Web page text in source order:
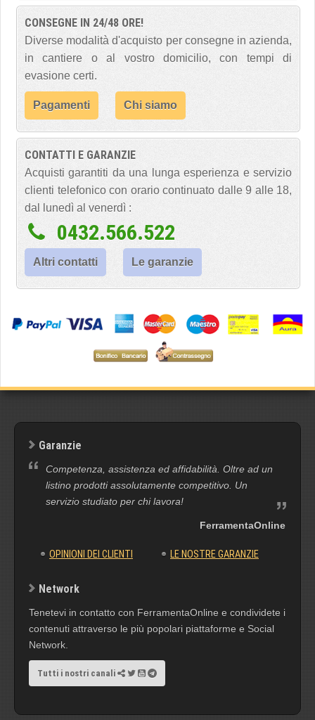
CONSEGNE IN 24/48 ORE!
Diverse modalità d'acquisto per consegne in azienda,
in cantiere o al vostro domicilio, con tempi di
evasione certi.
Pagamenti Chi siamo
CONTATTI E GARANZIE
Acquisti garantiti da una lunga esperienza e servizio
clienti telefonico con orario continuato dalle 9 alle 18,
dal lunedì al venerdì :
0432.566.522
Altri contatti Le garanzie
Garanzie
Competenza, assistenza ed affidabilità. Oltre ad un
listino prodotti assolutamente competitivo. Un
servizio studiato per chi lavora!
FerramentaOnline
OPINIONI DEI CLIENTI LE NOSTRE GARANZIE
Network
Tenetevi in contatto con FerramentaOnline e condividete i
contenuti attraverso le più popolari piattaforme e Social
Network.
Tutti i nostri canali